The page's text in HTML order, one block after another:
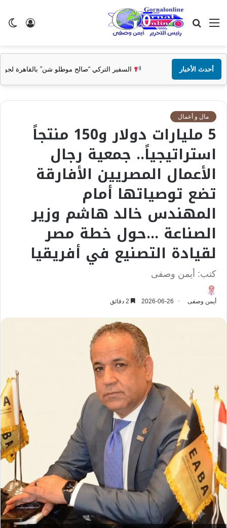
تسجيل
القائمة بحث
عن
أحدث الأخبار
التركي “صالح موطلو شن” بالقاهرة لجورنال اونلاين: الاحتفاء بمحمد صلاح
مال و أعمال
5 مليارات دولار و150 منتجاً
استراتيجياً.. جمعية رجال
الأعمال المصريين الأفارقة
تضع توصياتها أمام
المهندس خالد هاشم وزير
الصناعة …حول خطة مصر
لقيادة التصنيع في أفريقيا
كتب: أيمن وصفى
أيمن وصفى 2026-06-26